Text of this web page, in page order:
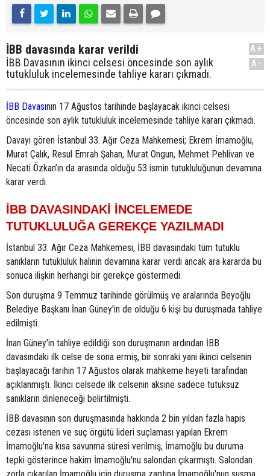
İBB davasında karar verildi
İBB Davasının ikinci celsesi öncesinde son aylık
tutukluluk incelemesinde tahliye kararı çıkmadı.
A+
A-
İBB Davasının 17 Ağustos tarihinde başlayacak ikinci celsesi
öncesinde son aylık tutukluluk incelemesinde tahliye kararı çıkmadı.
Davayı gören İstanbul 33. Ağır Ceza Mahkemesi; Ekrem İmamoğlu,
Murat Çalık, Resul Emrah Şahan, Murat Ongun, Mehmet Pehlivan ve
Necati Özkan’ın da arasında olduğu 53 ismin tutukluluğunun devamına
karar verdi.
İBB DAVASINDAKİ İNCELEMEDE
TUTUKLULUĞA GEREKÇE YAZILMADI
İstanbul 33. Ağır Ceza Mahkemesi, İBB davasındaki tüm tutuklu
sanıkların tutukluluk halinin devamına karar verdi ancak ara kararda bu
sonuca ilişkin herhangi bir gerekçe göstermedi.
Son duruşma 9 Temmuz tarihinde görülmüş ve aralarında Beyoğlu
Belediye Başkanı İnan Güney'in de olduğu 6 kişi bu duruşmada tahliye
edilmişti.
İnan Güney'in tahliye edildiği son duruşmanın ardından İBB
davasındaki ilk celse de sona ermiş, bir sonraki yani ikinci celsenin
başlayacağı tarihin 17 Ağustos olarak mahkeme heyeti tarafından
açıklanmıştı. İkinci celsede ilk celsenin aksine sadece tutuksuz
sanıkların dinleneceği belirtilmişti.
İBB davasının son duruşmasında hakkında 2 bin yıldan fazla hapis
cezası istenen ve suç örgütü lideri suçlaması yapılan Ekrem
İmamoğlu'na kısa savunma süresi verilmiş, İmamoğlu bu duruma
tepki gösterince hakim İmamoğlu'nu salondan çıkarmıştı. Salondan